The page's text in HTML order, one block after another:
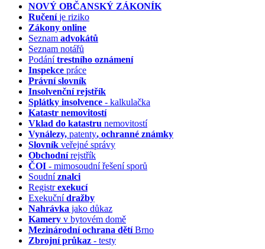
NOVÝ OBČANSKÝ ZÁKONÍK
Ručeníje riziko
Zákony online
Seznam advokátů
Seznam notářů
Podánítrestního oznámení
Inspekce práce
Právní slovník
Insolvenčnírejstřík
Splátky insolvence - kalkulačka
Katastr nemovitostí
Vklad do katastru nemovitostí
Vynálezy, patenty, ochranné známky
Slovník veřejné správy
Obchodnírejstřík
ČOI - mimosoudní řešení sporů
Soudníznalci
Registrexekucí
Exekučnídražby
Nahrávka jako důkaz
Kamery v bytovém domě
Mezinárodní ochrana dětíBrno
Zbrojní průkaz - testy